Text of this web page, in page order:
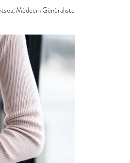
Médecin Généraliste